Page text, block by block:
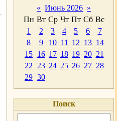
« Июнь 2026 »
Пн Вт Ср Чт Пт Сб Вс
1
2 3 4 5 6
7
8
9 10 11 12 13 14
15 16 17 18 19 20 21
22
23 24 25 26 27 28
29 30
Поиск